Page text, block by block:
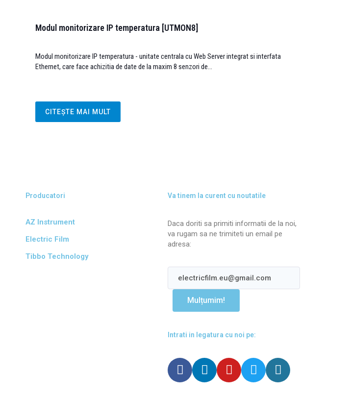
Modul monitorizare IP temperatura [UTMON8]
Modul monitorizare IP temperatura - unitate centrala cu Web Server integrat si interfata
Ethernet, care face achizitia de date de la maxim 8 senzori de...
CITEȘTE MAI MULT
Producatori
AZ Instrument
Electric Film
Tibbo Technology
Va tinem la curent cu noutatile
Daca doriti sa primiti informatii de la noi,
va rugam sa ne trimiteti un email pe
adresa:
Mulțumim!
Intrati in legatura cu noi pe: